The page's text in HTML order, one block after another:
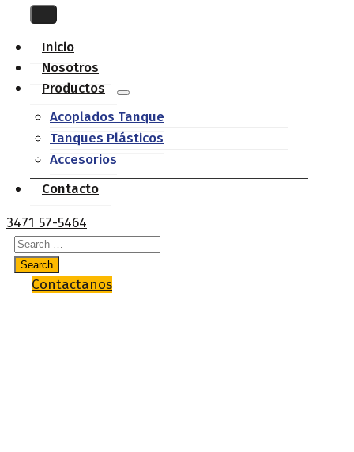
Inicio
Nosotros
Productos
Acoplados Tanque
Tanques Plásticos
Accesorios
Contacto
3471 57-5464
Contactanos